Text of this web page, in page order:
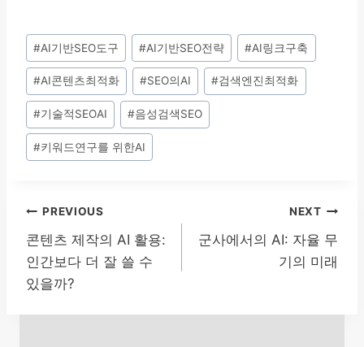
Post
Tags:
#AI기반SEO도구 #AI기반SEO전략 #AI링크구축
#AI콘텐츠최적화 #SEO의AI #검색엔진최적화
#기술적SEOAI #음성검색SEO
#키워드연구를 위한AI
글
탐
색
PREVIOUS
콘텐츠 제작의 AI 활용:
인간보다 더 잘 쓸 수
있을까?
NEXT
군사에서의 AI: 자율 무
기의 미래